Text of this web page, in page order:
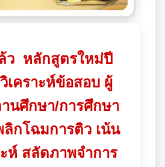
ว หลักสูตรใหม่ปี
เคราะห์ข้อสอบ ผู้
นศึกษา/การศึกษา
ลิกโฉมการติว เน้น
ห์ สลัดภาพจำการ